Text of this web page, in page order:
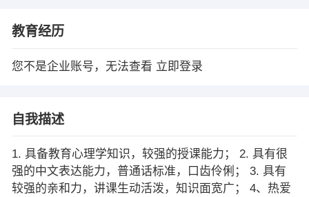
教育经历
您不是企业账号，无法查看 立即登录
自我描述
1. 具备教育心理学知识，较强的授课能力； 2. 具有很
强的中文表达能力，普通话标准，口齿伶俐； 3. 具有
较强的亲和力，讲课生动活泼，知识面宽广； 4、热爱